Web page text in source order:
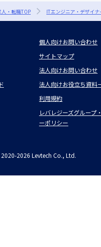
・転職TOP ITエンジニア・デザイ
個人向けお問い合わせ
サイトマップ
法人向けお問い合わせ
法人向けお役立ち資料
利用規約
レバレジーズグループ
ーポリシー
2020-2026 Levtech Co., Ltd.